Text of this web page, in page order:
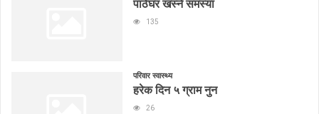
135
परिवार स्वास्थ्य
हरेक दिन ५ ग्राम नुन
26